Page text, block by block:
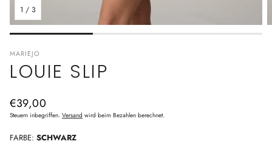
1 / 3
MARIEJO
LOUIE SLIP
Normaler
Preis
€39,00
Steuern inbegriffen. Versand wird beim Bezahlen berechnet.
FARBE: SCHWARZ